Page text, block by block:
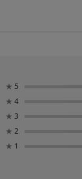
★ 5
★ 4
★ 3
★ 2
★ 1